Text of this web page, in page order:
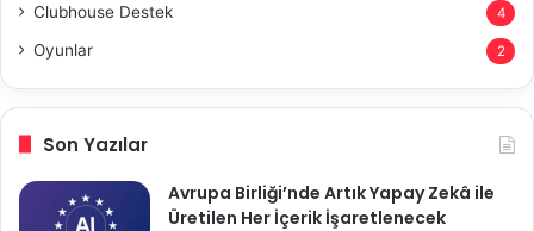
Clubhouse Destek 4
Oyunlar 2
Son Yazılar
Avrupa Birliği’nde Artık Yapay Zekâ ile
Üretilen Her İçerik İşaretlenecek